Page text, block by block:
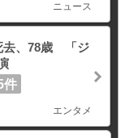
ニュース
去、78歳 「ジ
件
エンタメ